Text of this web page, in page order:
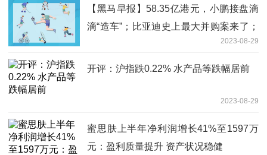
【黑马早报】58.35亿港元，小鹏接盘滴
滴“造车”；比亚迪史上最大并购案来了；
董明珠怒斥员工吃着碗里看着锅里；家乐
福广深门店已全部关闭...
2023-08-29
开评：沪指跌0.22% 水产品等跌幅居前
2023-08-29
蜜思肤上半年净利润增长41%至1597万
元：盈利质量提升 资产状况稳健